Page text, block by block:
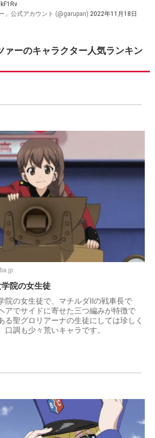
」公式アカウント (@garupan) 2022年11月18日
ァーのキャラクター人気ランキン
院の女生徒
院の女生徒で、マチルダIIの戦車長で
アでサイドに寄せた三つ編みが特徴で
る聖グロリアーナの生徒にしては珍しく
口調も少々荒いキャラです。